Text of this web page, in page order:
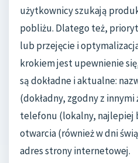
użytkownicy szukają
pobliżu. Dlatego też,
lub przejęcie i
krokiem jest upewnienie
są dokładne i aktualne:
(dokładny, zgodny z
telefonu (lokalny, najlepiej
otwarcia (również w dni
adres strony internetowej.